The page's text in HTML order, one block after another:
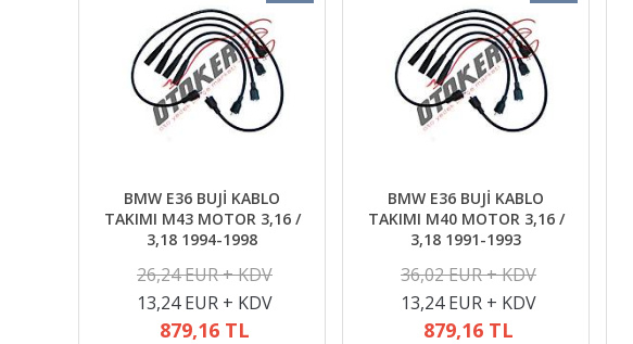
BMW E36 BUJİ KABLO
TAKIMI M43 MOTOR 3,16 /
3,18 1994-1998
26,24 EUR + KDV
13,24 EUR + KDV
879,16 TL
BMW E36 BUJİ KABLO
TAKIMI M40 MOTOR 3,16 /
3,18 1991-1993
36,02 EUR + KDV
13,24 EUR + KDV
879,16 TL